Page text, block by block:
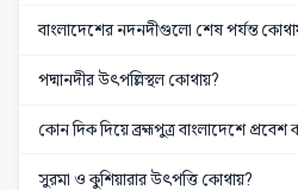
বাংলাদেশের নদনদীগুলো শেষ পর্যন্ত
পদ্মানদীর উৎপল্লিস্থল কোথায়?
কোন দিক দিয়ে ব্রহ্মপুত্র বাংলাদেশে প্রবেশ
সুরমা ও কুশিয়ারার উৎপত্তি কোথায়?